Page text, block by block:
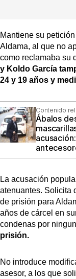
Mantiene su
Aldama, al que no
como reclamaba su
y Koldo García
24 y 19 años y
Contenido
Ábalos
La acusación
atenuantes. Solicita
de prisión para
años de cárcel en
condenas por
prisión.
No introduce
asesor, a los que